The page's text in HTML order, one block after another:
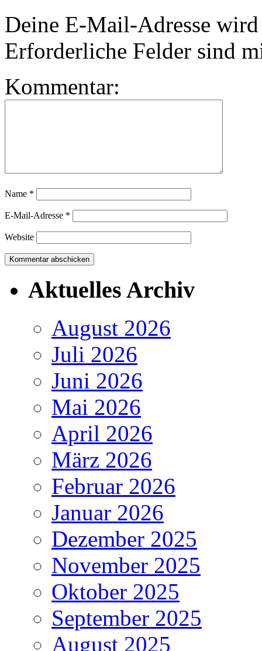
Deine E-Mail-Adresse
Erforderliche Felder sind
Kommentar:
Name *
E-Mail-Adresse *
Website
Aktuelles Archiv
August 2026
Juli 2026
Juni 2026
Mai 2026
April 2026
März 2026
Februar 2026
Januar 2026
Dezember 2025
November 2025
Oktober 2025
September 2025
August 2025